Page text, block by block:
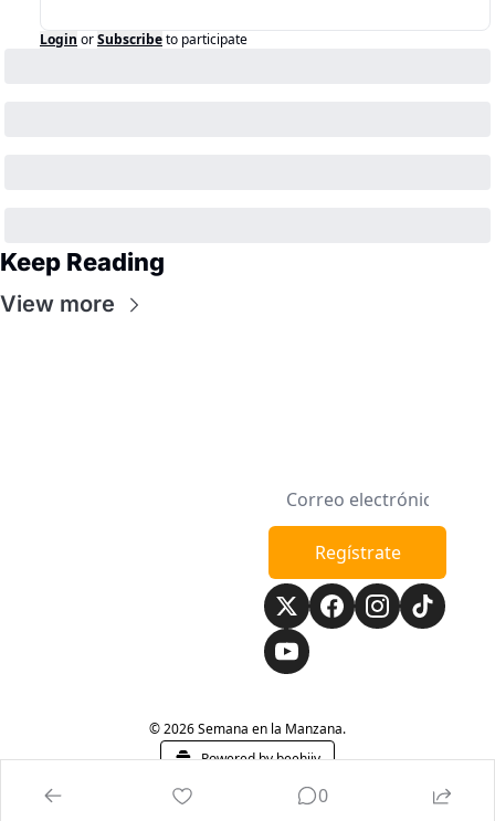
Login orSubscribeto participate
Keep Reading
View more
Regístrate
© 2026 Semana en la Manzana.
Powered by beehiiv
0